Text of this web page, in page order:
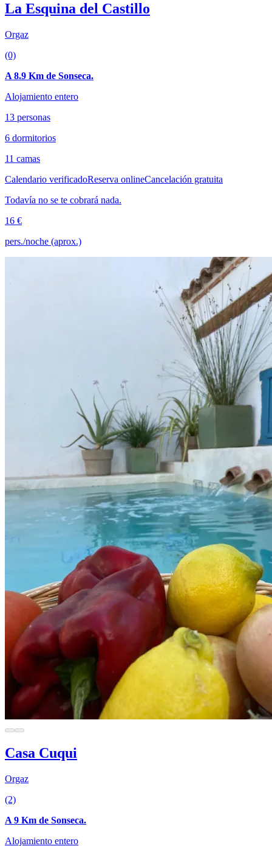
La Esquina del Castillo
Orgaz
(0)
A 8.9 Km de Sonseca.
Alojamiento entero
13 personas
6 dormitorios
11 camas
Calendario verificadoReserva onlineCancelación gratuita
Todavía no se te cobrará nada.
16 €
pers./noche (aprox.)
Casa Cuqui
Orgaz
(2)
A 9 Km de Sonseca.
Alojamiento entero